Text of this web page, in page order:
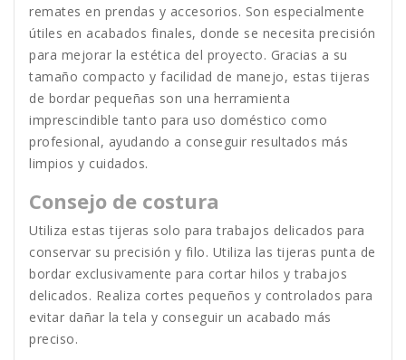
remates en prendas y accesorios. Son especialmente
útiles en acabados finales, donde se necesita precisión
para mejorar la estética del proyecto. Gracias a su
tamaño compacto y facilidad de manejo, estas tijeras
de bordar pequeñas son una herramienta
imprescindible tanto para uso doméstico como
profesional, ayudando a conseguir resultados más
limpios y cuidados.
Consejo de costura
Utiliza estas tijeras solo para trabajos delicados para
conservar su precisión y filo. Utiliza las tijeras punta de
bordar exclusivamente para cortar hilos y trabajos
delicados. Realiza cortes pequeños y controlados para
evitar dañar la tela y conseguir un acabado más
preciso.